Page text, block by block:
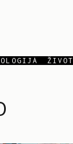
ŽIVOT